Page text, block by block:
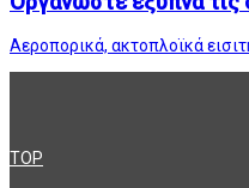
Αεροπορικά, ακτοπλοϊκά
TOP